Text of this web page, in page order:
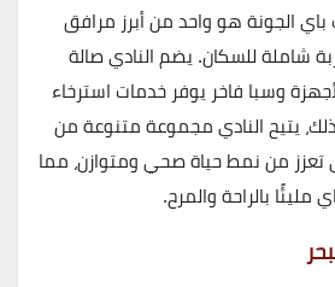
الجونة هو واحد من أبرز مرافق
شاملة للسكان. يضم النادي صالة
وسبا فاخر يوفر خدمات استرخاء
يتيح النادي مجموعة متنوعة من
تعزز من نمط حياة صحي ومتوازن، مما
بالراحة والمرح.